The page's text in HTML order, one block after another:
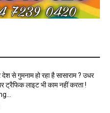
देश से गुमनाम हो रहा है सासाराम ? उधर
ट्रैफिक लाइट भी काम नहीं करता !